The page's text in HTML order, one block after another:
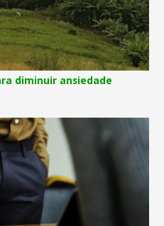
diminuir ansiedade